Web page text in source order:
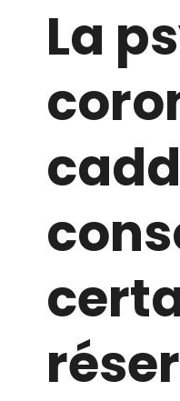
La